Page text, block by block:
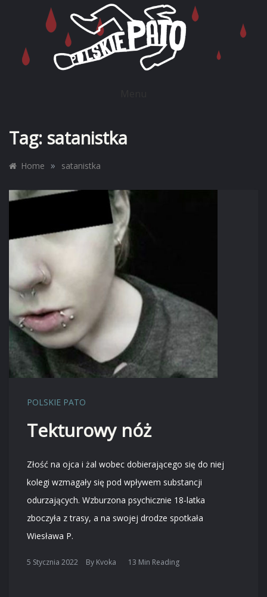
Tag: satanistka
Home » satanistka
POLSKIE PATO
Tekturowy nóż
Złość na ojca i żal wobec dobierającego się do niej
kolegi wzmagały się pod wpływem substancji
odurzających. Wzburzona psychicznie 18-latka
zboczyła z trasy, a na swojej drodze spotkała
Wiesława P.
5 Stycznia 2022 By Kvoka 13 Min Reading